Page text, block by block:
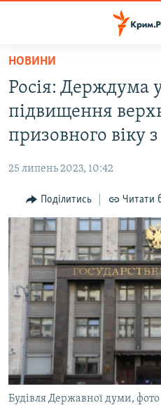
Перейти
основного
матеріалу
до
основної
Перейти
до
пошуку
ВОДА.КРИМ
БЛОГИ
ПОГЛЯД
ІНТЕРВ'Ю
ВСЕ ЗА ДЕНЬ
СПЕЦПРОЕКТИ
ДЕПОРТАЦІЯ
ВІДЕОУРОКИ «ELIFBE»
СВІДЧЕННЯ ОКУПАЦІЇ
УКРАЇНСЬКА ПРОБЛЕМА КРИМУ
ІНФОГРАФІКА
ЯК ОБІЙТИ БЛОКУВАННЯ
Русский
Qırımtatar
ДОЛУЧАЙСЯ!
НОВИНИ
Росія: Держдума
підвищення
призовного віку
25 липень 2023, 10:42
Поділитись Читати
Будівля Державної думи,